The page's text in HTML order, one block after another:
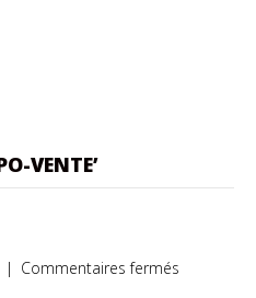
VENTE’
| Commentaires fermés